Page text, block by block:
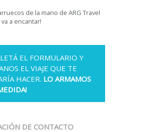
de la mano de ARG Travel
va a encantar!
EL FORMULARIO Y
EL VIAJE QUE TE
HACER. LO ARMAMOS
DE CONTACTO